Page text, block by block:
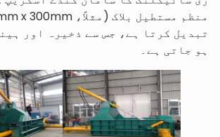
تبدیل کرتا ہے، جس سے ذخیرہ اور
ہو جاتی ہے۔